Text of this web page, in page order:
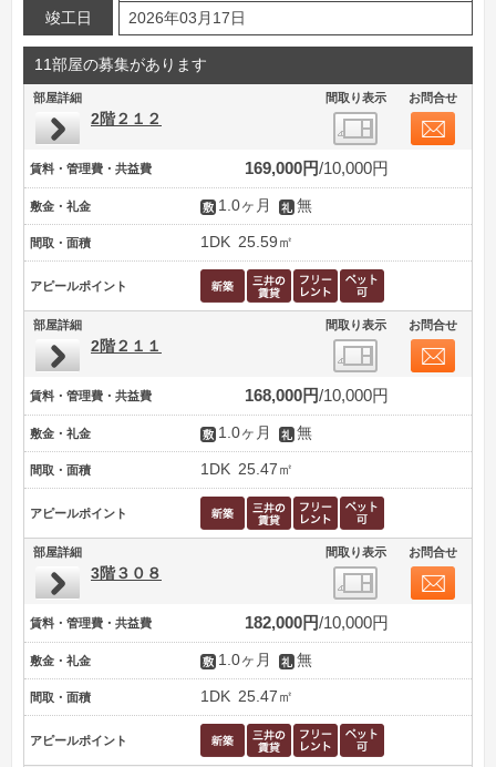
竣工日
2026年03月17日
11部屋の募集があります
部屋詳細 間取り表示 お問合せ
2階２１２
賃料・管理費・共益費 169,000円 10,000円
敷金・礼金 1.0ヶ月 無
間取・面積 1DK 25.59㎡
アピールポイント
部屋詳細 間取り表示 お問合せ
2階２１１
賃料・管理費・共益費 168,000円 10,000円
敷金・礼金 1.0ヶ月 無
間取・面積 1DK 25.47㎡
アピールポイント
部屋詳細 間取り表示 お問合せ
3階３０８
賃料・管理費・共益費 182,000円 10,000円
敷金・礼金 1.0ヶ月 無
間取・面積 1DK 25.47㎡
アピールポイント